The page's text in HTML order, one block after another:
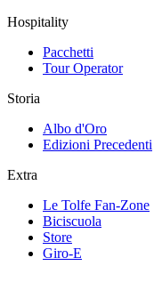
Hospitality
Pacchetti
Tour Operator
Storia
Albo d'Oro
Edizioni Precedenti
Extra
Le Tolfe Fan-Zone
Biciscuola
Store
Giro-E